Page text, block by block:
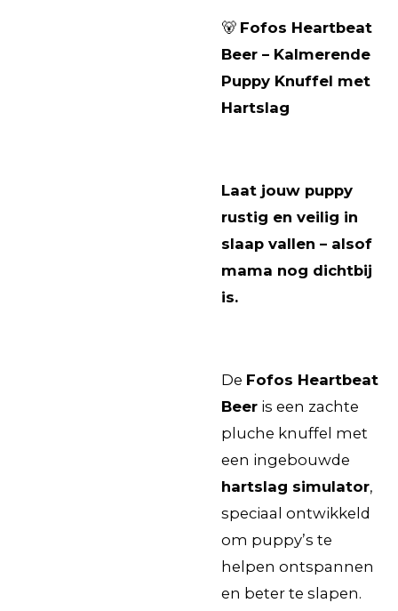
🐻 Fofos Heartbeat
Beer – Kalmerende
Puppy Knuffel met
Hartslag
Laat jouw puppy
rustig en veilig in
slaap vallen – alsof
mama nog dichtbij
is.
De Fofos Heartbeat
Beer is een zachte
pluche knuffel met
een ingebouwde
hartslag simulator,
speciaal ontwikkeld
om puppy’s te
helpen ontspannen
en beter te slapen.